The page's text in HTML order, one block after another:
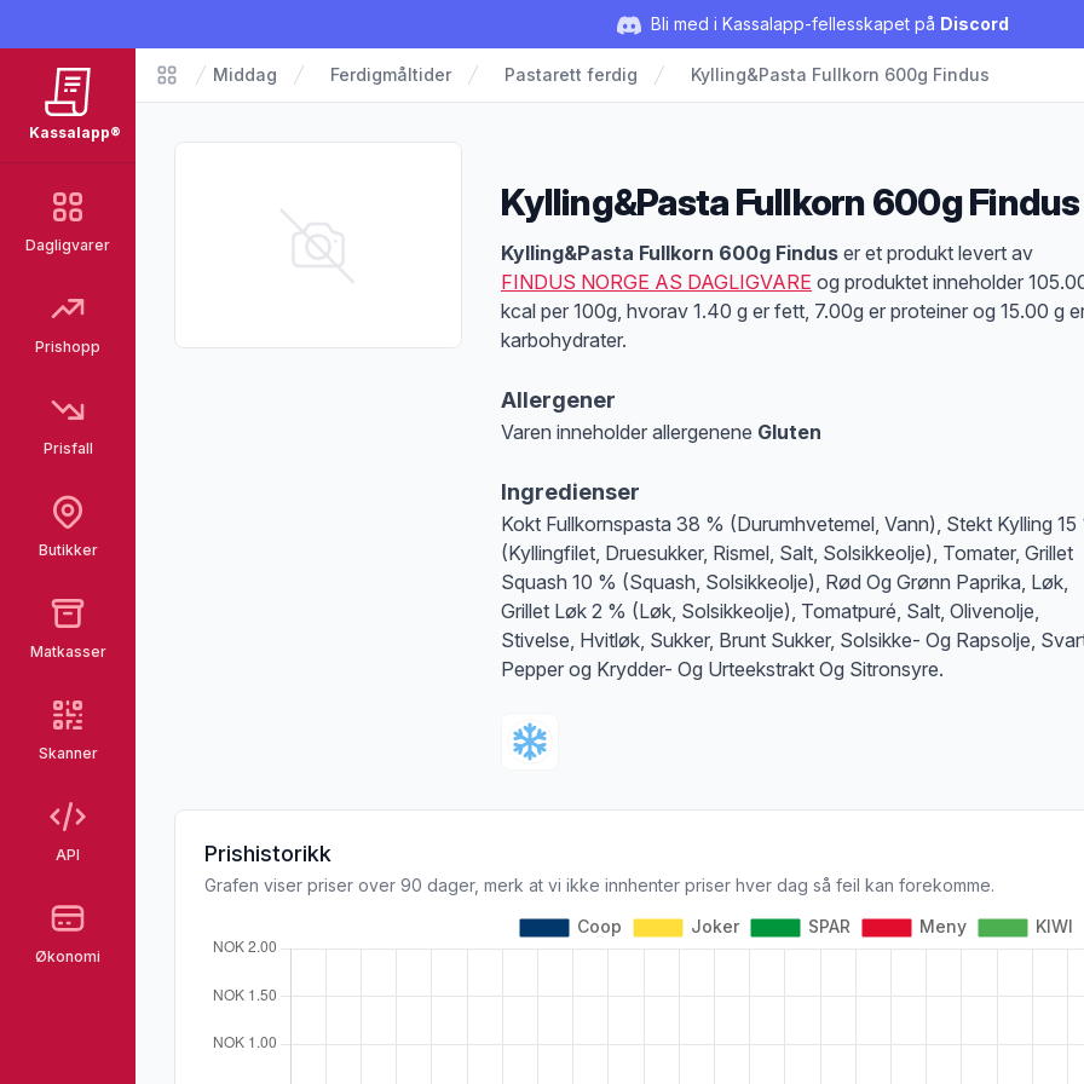
Bli med i Kassalapp-fellesskapet på Discord
Kassalapp®
Dagligvarer
Prishopp
Prisfall
Butikker
Matkasser
Skanner
API
Økonomi
Matvarer
Middag Ferdigmåltider Pastarett ferdig Kylling&Pasta Fullkorn 600g Findus
Kylling&Pasta Fullkorn 600g Findus
Produktbeskrivelse
Kylling&Pasta Fullkorn 600g Findus er et produkt levert av
FINDUS NORGE AS DAGLIGVARE og produktet inneholder
kcal per 100g, hvorav 1.40 g er fett, 7.00g er proteiner og 15.00 g
karbohydrater.
Allergener
Varen inneholder allergenene Gluten
at denne informasjonen er bare til informasjon, sjekk pakkningen og
Ingredienser
Kokt Fullkornspasta 38 % (Durumhvetemel, Vann), Stekt Kylling 15
(Kyllingfilet, Druesukker, Rismel, Salt, Solsikkeolje), Tomater, Grillet
Squash 10 % (Squash, Solsikkeolje), Rød Og Grønn Paprika, Løk,
Grillet Løk 2 % (Løk, Solsikkeolje), Tomatpuré, Salt, Olivenolje,
Stivelse, Hvitløk, Sukker, Brunt Sukker, Solsikke- Og Rapsolje,
Pepper og Krydder- Og Urteekstrakt Og Sitronsyre.
Prishistorikk
Grafen viser priser over 90 dager, merk at vi ikke innhenter priser hver dag så feil kan forekomme.